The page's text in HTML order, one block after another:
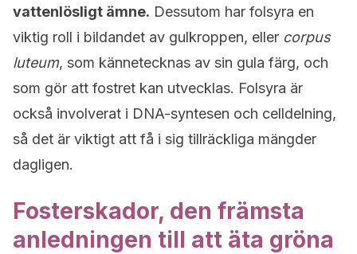
vattenlösligt ämne. Dessutom har folsyra en
viktig roll i bildandet av gulkroppen, eller corpus
luteum, som kännetecknas av sin gula färg, och
som gör att fostret kan utvecklas. Folsyra är
också involverat i DNA-syntesen och celldelning,
så det är viktigt att få i sig tillräckliga mängder
dagligen.
Fosterskador, den främsta
anledningen till att äta gröna